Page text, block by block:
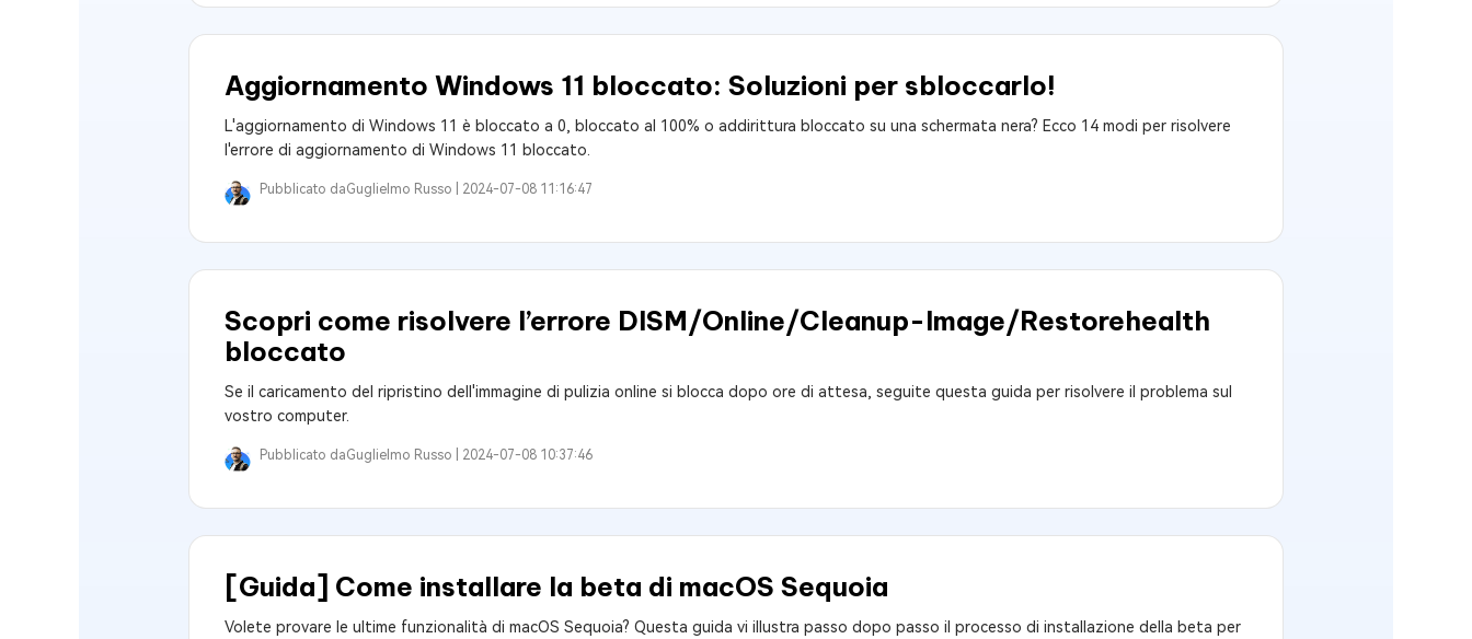
Aggiornamento Windows 11 bloccato: Soluzioni per sbloccarlo!
L'aggiornamento di Windows 11 è bloccato a 0, bloccato al 100% o addirittura bloccato su una schermata nera? Ecco 14 modi per risolvere
l'errore di aggiornamento di Windows 11 bloccato.
Pubblicato daGuglielmo Russo | 2024-07-08 11:16:47
Scopri come risolvere l’errore DISM/Online/Cleanup-Image/Restorehealth
bloccato
Se il caricamento del ripristino dell'immagine di pulizia online si blocca dopo ore di attesa, seguite questa guida per risolvere il problema sul
vostro computer.
Pubblicato daGuglielmo Russo | 2024-07-08 10:37:46
[Guida] Come installare la beta di macOS Sequoia
Volete provare le ultime funzionalità di macOS Sequoia? Questa guida vi illustra passo dopo passo il processo di installazione della beta per